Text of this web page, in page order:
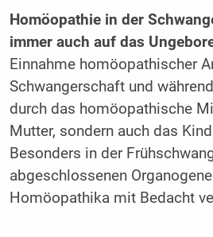
Homöopathie in der
immer auch auf das
Einnahme homöopathischer
Schwangerschaft und
durch das homöopathische
Mutter, sondern auch das
Besonders in der
abgeschlossenen
Homöopathika mit Bedacht